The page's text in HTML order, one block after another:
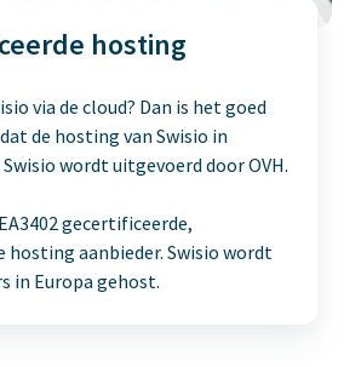
hosting
via de cloud? Dan is het goed
de hosting van Swisio in
wordt uitgevoerd door OVH.
gecertificeerde,
hosting aanbieder. Swisio wordt
in Europa gehost.